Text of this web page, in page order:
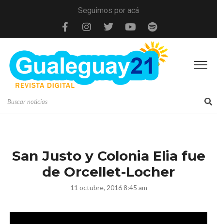
Seguimos por acá
San Justo y Colonia Elia fue
de Orcellet-Locher
11 octubre, 2016 8:45 am